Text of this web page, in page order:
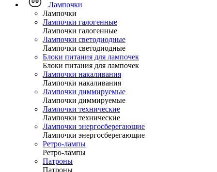
Лампочки
Лампочки
Лампочки галогенные
Лампочки галогенные
Лампочки светодиодные
Лампочки светодиодные
Блоки питания для лампочек
Блоки питания для лампочек
Лампочки накаливания
Лампочки накаливания
Лампочки диммируемые
Лампочки диммируемые
Лампочки технические
Лампочки технические
Лампочки энергосберегающие
Лампочки энергосберегающие
Ретро-лампы
Ретро-лампы
Патроны
Патроны